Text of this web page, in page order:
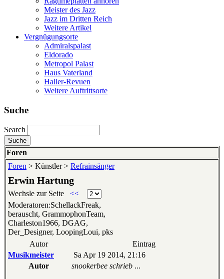
Meister des Jazz
Jazz im Dritten Reich
Weitere Artikel
Vergnügungsorte
Admiralspalast
Eldorado
Metropol Palast
Haus Vaterland
Haller-Revuen
Weitere Auftrittsorte
Suche
Search
Foren
Foren > Künstler > Refrainsänger
Erwin Hartung
Wechsle zur Seite
<<
Moderatoren:SchellackFreak,
berauscht, GrammophonTeam,
Charleston1966, DGAG,
Der_Designer, LoopingLoui, pks
Autor
Eintrag
Musikmeister
Sa Apr 19 2014, 21:16
Autor
snookerbee schrieb ...